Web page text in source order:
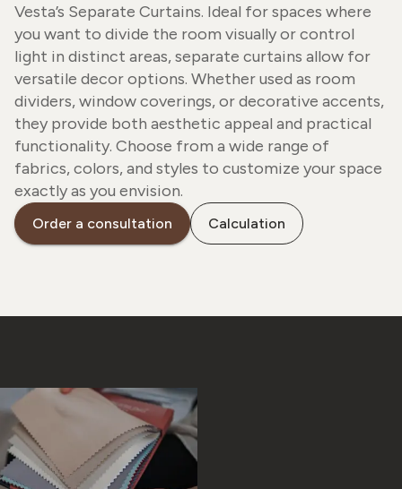
Vesta’s Separate Curtains. Ideal for spaces where
you want to divide the room visually or control
light in distinct areas, separate curtains allow for
versatile decor options. Whether used as room
dividers, window coverings, or decorative accents,
they provide both aesthetic appeal and practical
functionality. Choose from a wide range of
fabrics, colors, and styles to customize your space
exactly as you envision.
Order a consultation Calculation